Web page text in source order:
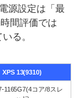
源設定は「最
間評価では
る。
XPS 13(9310)
1165G7(4コア/8スレ